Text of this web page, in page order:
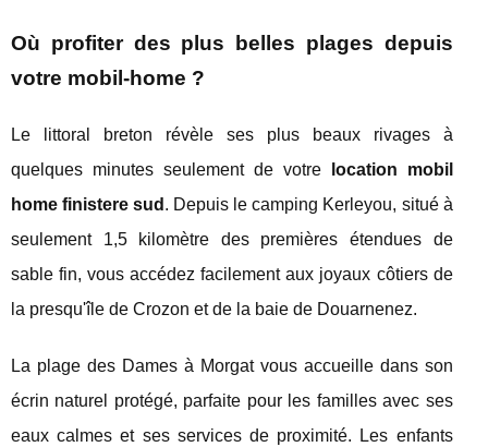
Où profiter des plus belles plages depuis
votre mobil-home ?
Le littoral breton révèle ses plus beaux rivages à
quelques minutes seulement de votre
location mobil
home finistere sud . Depuis le camping Kerleyou, situé à
seulement 1,5 kilomètre des premières étendues de
sable fin, vous accédez facilement aux joyaux côtiers de
la presqu'île de Crozon et de la baie de Douarnenez.
La plage des Dames à Morgat vous accueille dans son
écrin naturel protégé, parfaite pour les familles avec ses
eaux calmes et ses services de proximité. Les enfants